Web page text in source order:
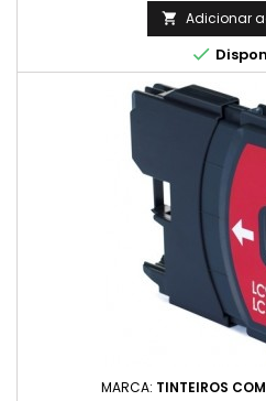
 Adicionar

MARCA: TINTEIROS